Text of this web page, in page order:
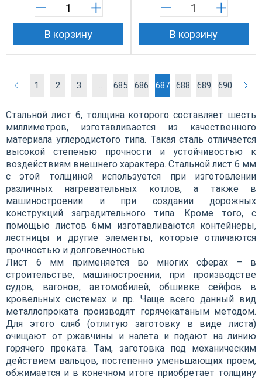
В корзину В корзину
1 2 3 ... 685 686 687 688 689 690
Стальной лист 6, толщина которого составляет шесть
миллиметров, изготавливается из качественного
материала углеродистого типа. Такая сталь отличается
высокой степенью прочности и устойчивостью к
воздействиям внешнего характера. Стальной лист 6 мм
с этой толщиной используется при изготовлении
различных нагревательных котлов, а также в
машиностроении и при создании дорожных
конструкций заградительного типа. Кроме того, с
помощью листов 6мм изготавливаются контейнеры,
лестницы и другие элементы, которые отличаются
прочностью и долговечностью.
Лист 6 мм применяется во многих сферах – в
строительстве, машиностроении, при производстве
судов, вагонов, автомобилей, обшивке сейфов в
кровельных системах и пр. Чаще всего данный вид
металлопроката производят горячекатаным методом.
Для этого сляб (отлитую заготовку в виде листа)
очищают от ржавчины и налета и подают на линию
горячего проката. Там, заготовка под механическим
действием вальцов, постепенно уменьшающих проем,
обжимается и в конечном итоге приобретает толщину